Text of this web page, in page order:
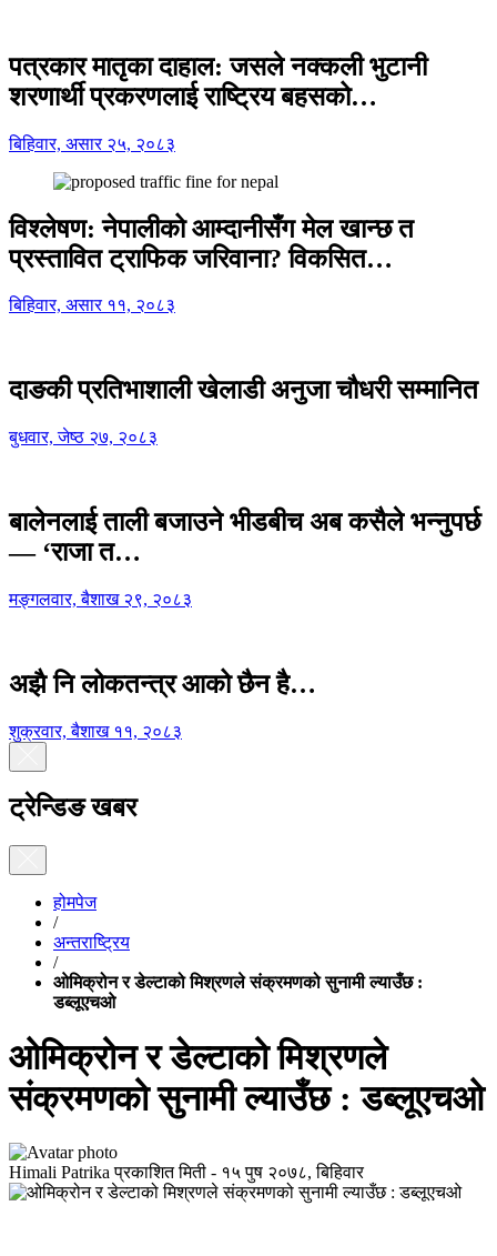
पत्रकार मातृका दाहाल: जसले नक्कली भुटानी
शरणार्थी प्रकरणलाई राष्ट्रिय बहसको…
बिहिवार, असार २५, २०८३
विश्लेषण: नेपालीको आम्दानीसँग मेल खान्छ त
प्रस्तावित ट्राफिक जरिवाना? विकसित…
बिहिवार, असार ११, २०८३
दाङकी प्रतिभाशाली खेलाडी अनुजा चौधरी सम्मानित
बुधवार, जेष्ठ २७, २०८३
बालेनलाई ताली बजाउने भीडबीच अब कसैले भन्नुपर्छ
— ‘राजा त…
मङ्गलवार, बैशाख २९, २०८३
अझै नि लोकतन्त्र आको छैन है…
शुक्रवार, बैशाख ११, २०८३
ट्रेन्डिङ खबर
होमपेज
/
अन्तराष्ट्रिय
/
ओमिक्रोन र डेल्टाको मिश्रणले संक्रमणको सुनामी ल्याउँछ :
डब्लूएचओ
ओमिक्रोन र डेल्टाको मिश्रणले
संक्रमणको सुनामी ल्याउँछ : डब्लूएचओ
Himali Patrika प्रकाशित मिती - १५ पुष २०७८, बिहिवार